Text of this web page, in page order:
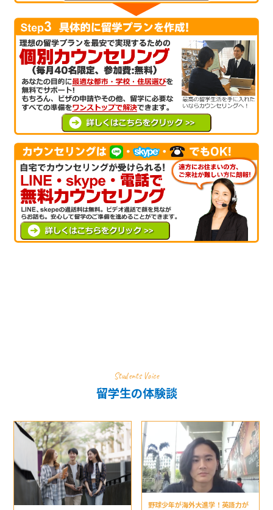
Students Voice
留学生の体験談
野球少年が海外大進学！英語力が